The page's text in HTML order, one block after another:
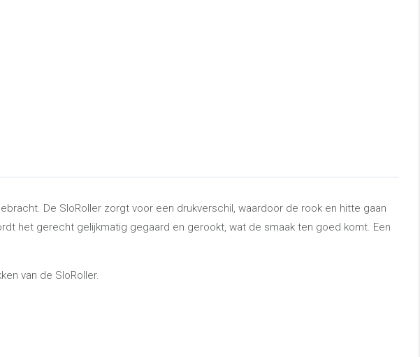
De SloRoller zorgt voor een drukverschil, waardoor de rook en hitte gaan
het gerecht gelijkmatig gegaard en gerookt, wat de smaak ten goed komt. Een
van de SloRoller.